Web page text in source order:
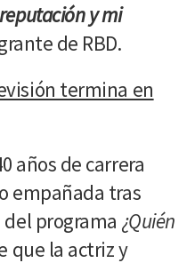
y mi
de RBD.
termina en
años de carrera
empañada tras
programa ¿Quién
que la actriz y